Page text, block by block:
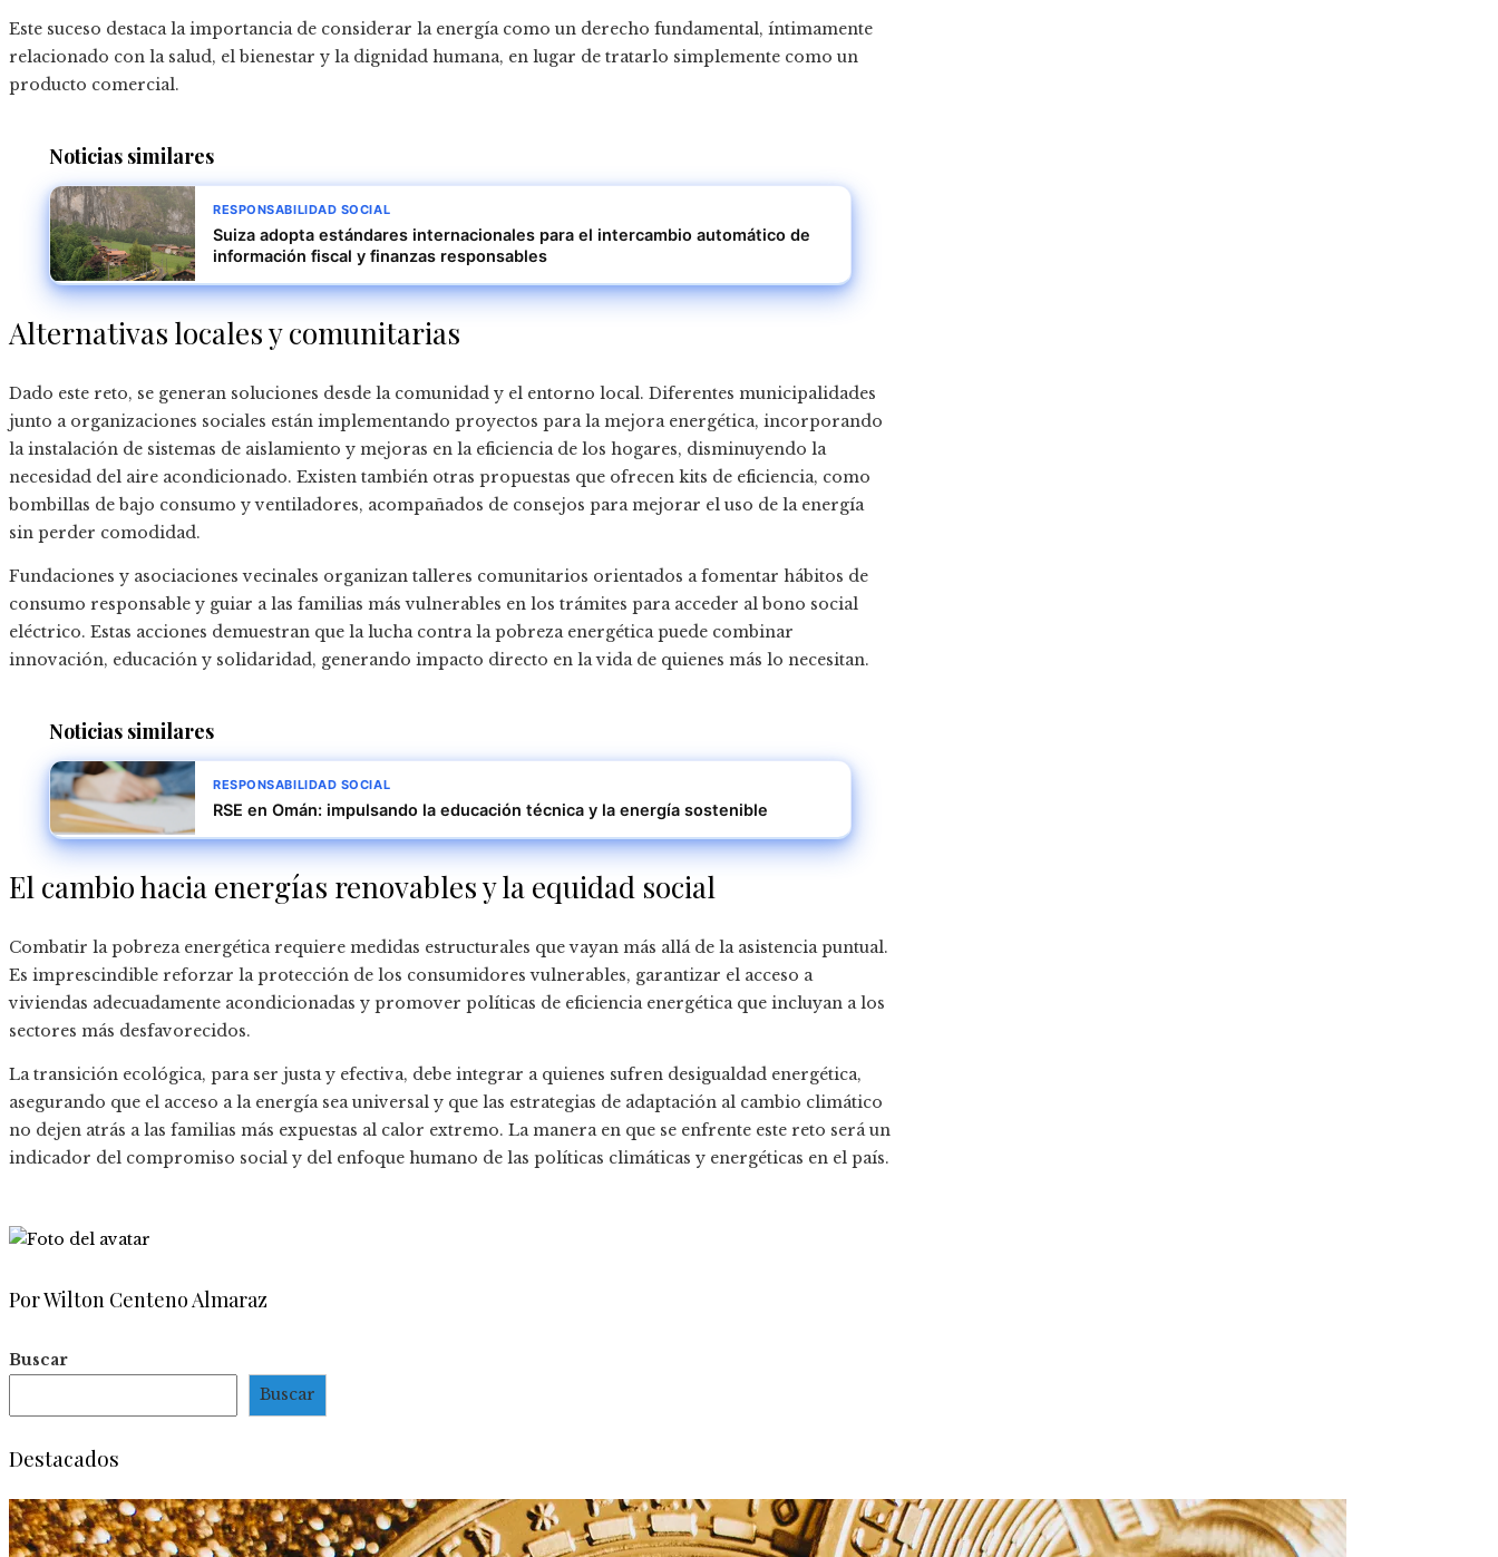
Este suceso destaca la importancia de considerar la energía como un derecho fundamental, íntimamente
relacionado con la salud, el bienestar y la dignidad humana, en lugar de tratarlo simplemente como un
producto comercial.
Noticias similares
RESPONSABILIDAD SOCIAL
Suiza adopta estándares internacionales para el intercambio automático de
información fiscal y finanzas responsables
Alternativas locales y comunitarias
Dado este reto, se generan soluciones desde la comunidad y el entorno local. Diferentes municipalidades
junto a organizaciones sociales están implementando proyectos para la mejora energética, incorporando
la instalación de sistemas de aislamiento y mejoras en la eficiencia de los hogares, disminuyendo la
necesidad del aire acondicionado. Existen también otras propuestas que ofrecen kits de eficiencia, como
bombillas de bajo consumo y ventiladores, acompañados de consejos para mejorar el uso de la energía
sin perder comodidad.
Fundaciones y asociaciones vecinales organizan talleres comunitarios orientados a fomentar hábitos de
consumo responsable y guiar a las familias más vulnerables en los trámites para acceder al bono social
eléctrico. Estas acciones demuestran que la lucha contra la pobreza energética puede combinar
innovación, educación y solidaridad, generando impacto directo en la vida de quienes más lo necesitan.
Noticias similares
RESPONSABILIDAD SOCIAL
RSE en Omán: impulsando la educación técnica y la energía sostenible
El cambio hacia energías renovables y la equidad social
Combatir la pobreza energética requiere medidas estructurales que vayan más allá de la asistencia puntual.
Es imprescindible reforzar la protección de los consumidores vulnerables, garantizar el acceso a
viviendas adecuadamente acondicionadas y promover políticas de eficiencia energética que incluyan a los
sectores más desfavorecidos.
La transición ecológica, para ser justa y efectiva, debe integrar a quienes sufren desigualdad energética,
asegurando que el acceso a la energía sea universal y que las estrategias de adaptación al cambio climático
no dejen atrás a las familias más expuestas al calor extremo. La manera en que se enfrente este reto será un
indicador del compromiso social y del enfoque humano de las políticas climáticas y energéticas en el país.
Por Wilton Centeno Almaraz
Buscar
Buscar
Destacados